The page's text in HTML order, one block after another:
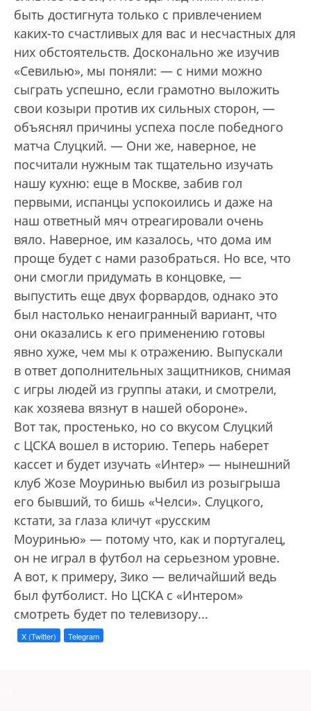
быть достигнута только с привлечением
каких-то счастливых для вас и несчастных для
них обстоятельств. Досконально же изучив
«Севилью», мы поняли: — с ними можно
сыграть успешно, если грамотно выложить
свои козыри против их сильных сторон, —
объяснял причины успеха после победного
матча Слуцкий. — Они же, наверное, не
посчитали нужным так тщательно изучать
нашу кухню: еще в Москве, забив гол
первыми, испанцы успокоились и даже на
наш ответный мяч отреагировали очень
вяло. Наверное, им казалось, что дома им
проще будет с нами разобраться. Но все, что
они смогли придумать в концовке, —
выпустить еще двух форвардов, однако это
был настолько ненаигранный вариант, что
они оказались к его применению готовы
явно хуже, чем мы к отражению. Выпускали
в ответ дополнительных защитников, снимая
с игры людей из группы атаки, и смотрели,
как хозяева вязнут в нашей обороне».
Вот так, простенько, но со вкусом Слуцкий
с ЦСКА вошел в историю. Теперь наберет
кассет и будет изучать «Интер» — нынешний
клуб Жозе Моуринью выбил из розыгрыша
его бывший, то бишь «Челси». Слуцкого,
кстати, за глаза кличут «русским
Моуринью» — потому что, как и португалец,
он не играл в футбол на серьезном уровне.
А вот, к примеру, Зико — величайший ведь
был футболист. Но ЦСКА с «Интером»
смотреть будет по телевизору...
X (Twitter) Telegram